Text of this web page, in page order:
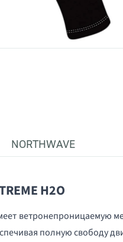
NORTHWAVE
H2O
ветронепроницаемую
полную свободу